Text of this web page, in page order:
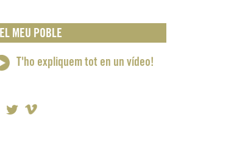
EL MEU POBLE
T'ho expliquem tot en un vídeo!